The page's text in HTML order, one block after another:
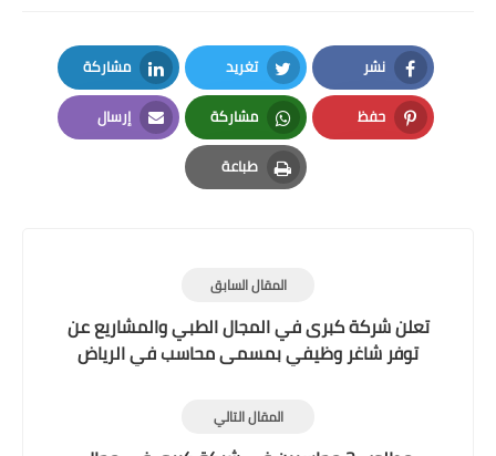
نشر
Facebook
تغريد
Twitter
مشاركة
LinkedIn
حفظ
Pinterest
مشاركة
Whatsapp
إرسال
Email
طباعة
Print
المقال السابق
تعلن شركة كبرى في المجال الطبي والمشاريع عن
توفر شاغر وظيفي بمسمى محاسب في الرياض
المقال التالي